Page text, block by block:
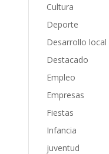
Cultura
Deporte
Desarrollo local
Destacado
Empleo
Empresas
Fiestas
Infancia
juventud